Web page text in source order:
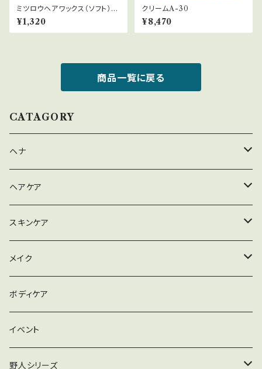
ミツロウヘアワックス（ソフト）
ゴールデンムーン15ml
¥1,320
クリームA-30
¥8,470
商品一覧に戻る
CATAGORY
ヘナ
ハナヘナナチュラル
ハナヘナハーバルブラウン
ハナヘナマホガニー
セルフヘナアイテム
ヘアケア
シャンプー
リンス
トリートメント
ワックス
スキンケア
メイク落とし
洗顔
パック
化粧水
メイク
ファンデーション
リップ
ボディケア
イベント
野人シリーズ